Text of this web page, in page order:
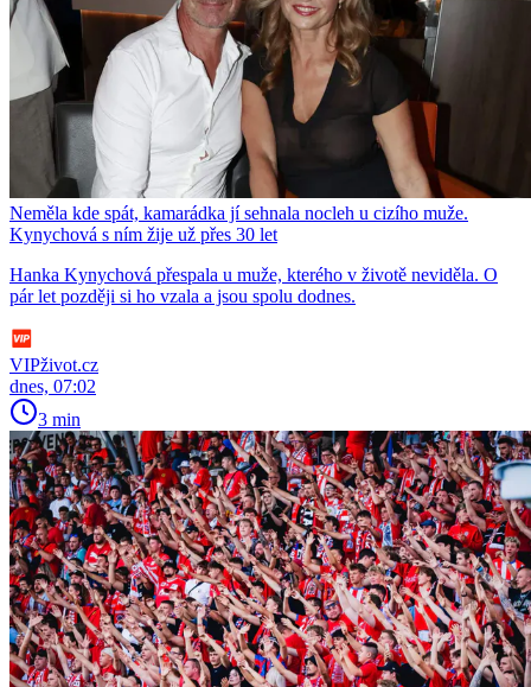
Neměla kde spát, kamarádka jí sehnala nocleh u cizího muže.
Kynychová s ním žije už přes 30 let
Hanka Kynychová přespala u muže, kterého v životě neviděla. O
pár let později si ho vzala a jsou spolu dodnes.
VIPživot.cz
dnes, 07:02
3 min